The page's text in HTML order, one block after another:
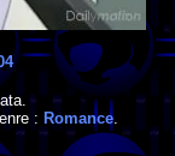
: Romance